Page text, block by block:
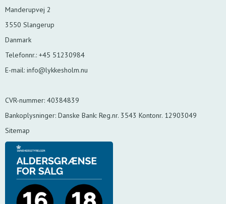
Manderupvej 2
3550 Slangerup
Danmark
Telefonnr.: +45 51230984
E-mail: info@lykkesholm.nu
CVR-nummer: 40384839
Bankoplysninger: Danske Bank: Reg.nr. 3543 Kontonr. 12903049
Sitemap